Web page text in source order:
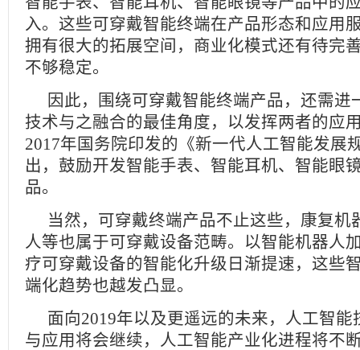
入。这些可穿戴智能终端在产品形态和应用
拥有很大的拓展空间，商业化模式还有待完
不够稳定。
因此，围绕可穿戴智能终端产品，还需进
技术与之融合的最佳角度，以发挥两者的应
2017年国务院印发的《新一代人工智能发展
出，鼓励开发智能手表、智能耳机、智能眼
品。
当然，可穿戴终端产品不止这些，康复机
人等也属于可穿戴设备范畴。以智能机器人
疗可穿戴设备的智能化升级日渐提速，这些
端化趋势也越发凸显。
面向2019年以及更遥远的未来，人工智能
与应用将会继续，人工智能产业化进程将不